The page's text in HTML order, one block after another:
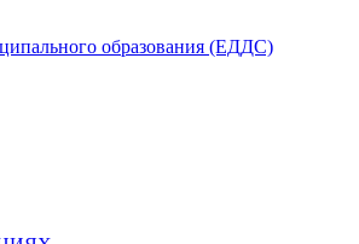
образования (ЕДДС)